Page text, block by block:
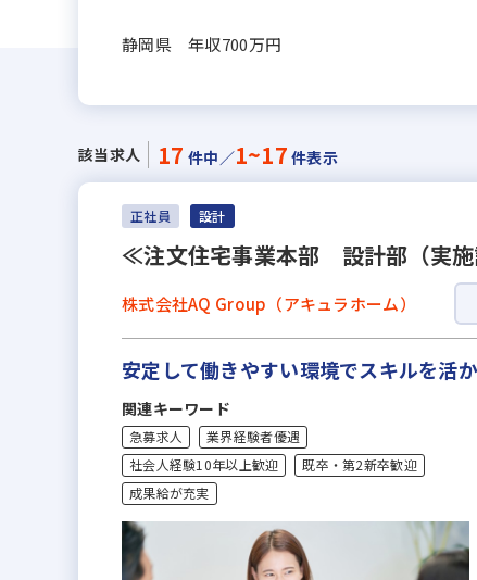
静岡県 年収700万円
該当求人 17 件中／1~17 件表示
正社員 設計
≪注文住宅事業本部 設計部（実
株式会社AQ Group（アキュラホーム）
安定して働きやすい環境でスキルを活
関連キーワード
急募求人
業界経験者優遇
社会人経験10年以上歓迎
既卒・第2新卒歓迎
成果給が充実